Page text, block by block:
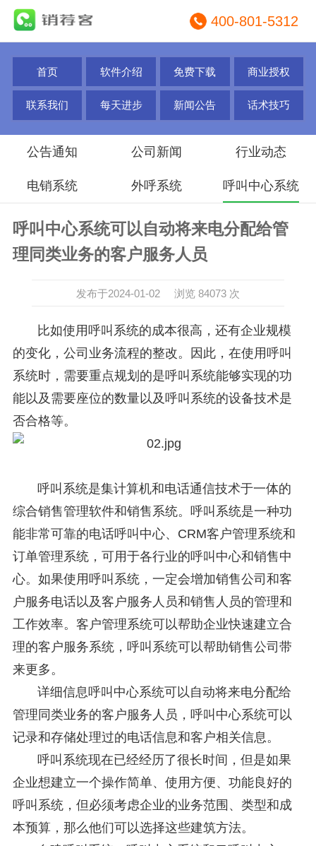
400-801-5312
首页 软件介绍 免费下载 商业授权
联系我们 每天进步 新闻公告 话术技巧
公告通知 公司新闻 行业动态
电销系统 外呼系统 呼叫中心系统
呼叫中心系统可以自动将来电分配给管
理同类业务的客户服务人员
发布于2024-01-02 浏览 84073 次
比如使用呼叫系统的成本很高，还有企业规模
的变化，公司业务流程的整改。因此，在使用呼叫
系统时，需要重点规划的是呼叫系统能够实现的功
能以及需要座位的数量以及呼叫系统的设备技术是
否合格等。
呼叫系统是集计算机和电话通信技术于一体的
综合销售管理软件和销售系统。呼叫系统是一种功
能非常可靠的电话呼叫中心、CRM客户管理系统和
订单管理系统，可用于各行业的呼叫中心和销售中
心。如果使用呼叫系统，一定会增加销售公司和客
户服务电话以及客户服务人员和销售人员的管理和
工作效率。客户管理系统可以帮助企业快速建立合
理的客户服务系统，呼叫系统可以帮助销售公司带
来更多。
详细信息呼叫中心系统可以自动将来电分配给
管理同类业务的客户服务人员，呼叫中心系统可以
记录和存储处理过的电话信息和客户相关信息。
呼叫系统现在已经经历了很长时间，但是如果
企业想建立一个操作简单、使用方便、功能良好的
呼叫系统，但必须考虑企业的业务范围、类型和成
本预算，那么他们可以选择这些建筑方法。